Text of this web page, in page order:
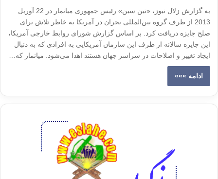
به گزارش زلال نیوز، «تین سین» رئیس جمهوری میانمار در 22 آوریل
2013 از طرف گروه بین‌المللی بحران در آمریکا به خاطر تلاش برای
صلح جایزه دریافت کرد. بر اساس گزارش شورای روابط خارجی آمریکا،
این جایزه سالانه از طرف این سازمان آمریکایی به افرادی که به دنبال
ایجاد تغییر و اصلاحات در سراسر جهان هستند اهدا می‌شود. میانمار که…
ادامه »»»